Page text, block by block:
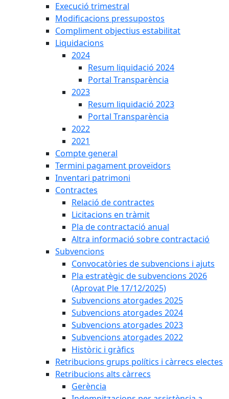
Execució trimestral
Modificacions pressupostos
Compliment objectius estabilitat
Liquidacions
2024
Resum liquidació 2024
Portal Transparència
2023
Resum liquidació 2023
Portal Transparència
2022
2021
Compte general
Termini pagament proveïdors
Inventari patrimoni
Contractes
Relació de contractes
Licitacions en tràmit
Pla de contractació anual
Altra informació sobre contractació
Subvencions
Convocatòries de subvencions i ajuts
Pla estratègic de subvencions 2026
(Aprovat Ple 17/12/2025)
Subvencions atorgades 2025
Subvencions atorgades 2024
Subvencions atorgades 2023
Subvencions atorgades 2022
Històric i gràfics
Retribucions grups polítics i càrrecs electes
Retribucions alts càrrecs
Gerència